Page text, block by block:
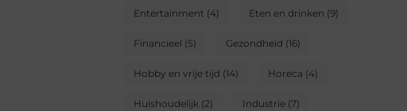
Entertainment (4) Eten en drinken (9)
Financieel (5) Gezondheid (16)
Hobby en vrije tijd (14) Horeca (4)
Huishoudelijk (2) Industrie (7)